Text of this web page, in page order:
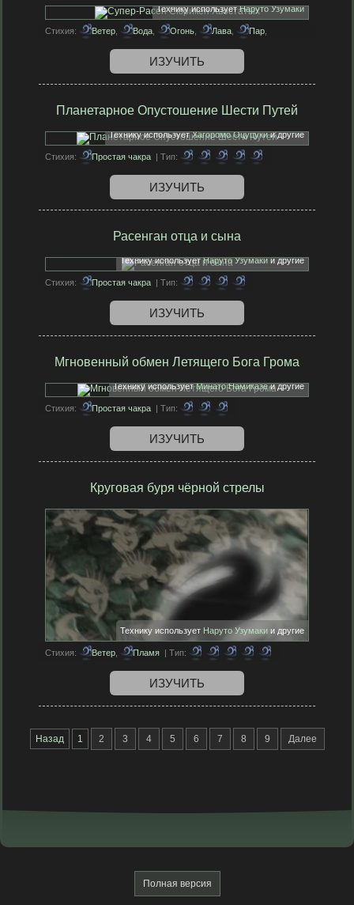
Технику используетНаруто Узумаки
Стихия: Ветер Вода Огонь Лава Пар
ИЗУЧИТЬ
Планетарное Опустошение Шести Путей
Технику используетХагоромо Оцуцукии другие
Стихия: Простая чакра | Тип:
ИЗУЧИТЬ
Расенган отца и сына
Технику используетНаруто Узумакии другие
Стихия: Простая чакра | Тип:
ИЗУЧИТЬ
Мгновенный обмен Летящего Бога Грома
Технику используетМинато Намиказеи другие
Стихия: Простая чакра | Тип:
ИЗУЧИТЬ
Круговая буря чёрной стрелы
Технику использует Наруто Узумаки и другие
Стихия: Ветер Пламя | Тип:
ИЗУЧИТЬ
Назад 1 2 3 4 5 6 7 8 9 Далее
Полная версия